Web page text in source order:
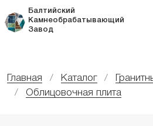
Балтийский
Камнеобрабатывающий
Завод
Главная Каталог
Облицовочная плита